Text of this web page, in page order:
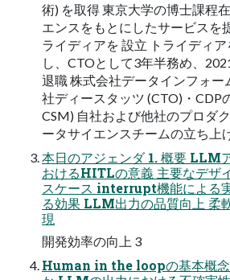
術) を取得 東京大学の博士課程
エンスをもとにしたサービスを
ライディアを 設立 トライディ
し、CTOとして3年半務め、
退職 株式会社データインフォー
社ディースタッツ (CTO)・CDP
CSM) 自社および他社のプロダ
ータサイエンスチームの立ち上
本日のアジェンダ 1. 概要 LLM
おけるHITLの意義 主要なデザ
スケース interrupt機能による
る効果 LLM出力の品質向上 柔
現
開発効率の向上 3
Human in the loopの基本概